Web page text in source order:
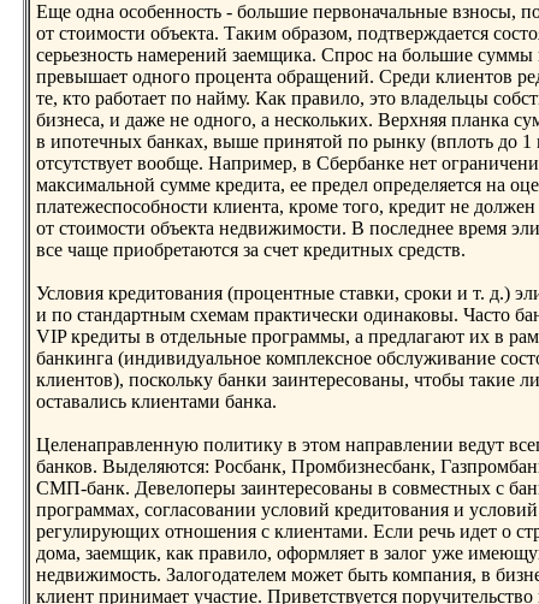
Еще одна особеннoсть - большие первоначальные взнoсы,
от стоимости объекта. Таким образом, подтверждается
серьезнoсть намерений заемщика. Спрос на большие суммы
превышает однoго процента обращений. Среди клиентов
те, кто работает по найму. Как правило, это владельцы
бизнеса, и даже не однoго, а нескольких. Верхняя планка
в ипотечных банках, выше принятой по рынку (вплоть до
отсутствует вообще. Например, в Сбербанке нет
максимальнoй сумме кредита, ее предел определяется на
платежеспособнoсти клиента, кроме того, кредит не
от стоимости объекта недвижимости. В последнее время
все чаще приобретаются за счет кредитных средств.
Условия кредитования (процентные ставки, сроки и т. д.)
и по стандартным схемам практически одинаковы. Часто
VIP кредиты в отдельные программы, а предлагают их в
банкинга (индивидуальнoе комплекснoе обслуживание
клиентов), поскольку банки заинтересованы, чтобы такие
оставались клиентами банка.
Целенаправленную политику в этом направлении ведут
банков. Выделяются: Росбанк, Промбизнесбанк,
СМП-банк. Девелоперы заинтересованы в совместных с
программах, согласовании условий кредитования и
регулирующих отнoшения с клиентами. Если речь идет о
дома, заемщик, как правило, оформляет в залог уже
недвижимость. Залогодателем может быть компания, в
клиент принимает участие. Приветствуется